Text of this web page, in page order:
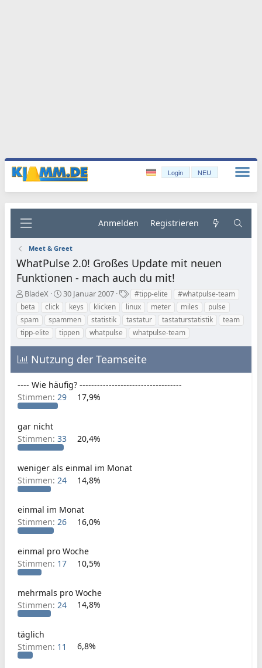
Login NEU
Anmelden Registrieren
Meet & Greet
WhatPulse 2.0! Großes Update mit neuen
Funktionen - mach auch du mit!
E
r
s
t
e
l
l
e
BladeX
E
s
t
e
l
l
m
30 Januar 2007
S
c
h
l
a
g
w
o
t
#tipp-elite
#whatpulse-team
beta
click keys klicken linux meter miles
pulse
spam
spammen statistik tastatur tastaturstatistik
team
tipp-elite
tippen whatpulse whatpulse-team
Nutzung der Teamseite
---- Wie häufig? -----------------------------------
Stimmen: 29 17,9%
gar nicht
Stimmen: 33 20,4%
weniger als einmal im Monat
Stimmen: 24 14,8%
einmal im Monat
Stimmen: 26 16,0%
einmal pro Woche
Stimmen: 17 10,5%
mehrmals pro Woche
Stimmen: 24 14,8%
täglich
Stimmen: 11 6,8%